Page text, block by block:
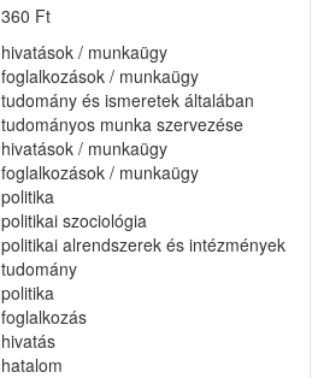
360 Ft
hivatások / munkaügy
foglalkozások / munkaügy
tudomány és ismeretek általában
tudományos munka szervezése
hivatások / munkaügy
foglalkozások / munkaügy
politika
politikai szociológia
politikai alrendszerek és intézmények
tudomány
politika
foglalkozás
hivatás
hatalom